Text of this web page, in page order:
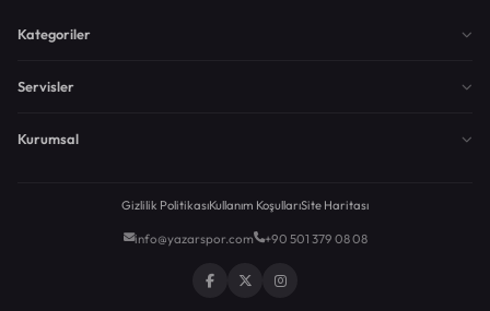
Kategoriler
Servisler
Kurumsal
Gizlilik PolitikasıKullanım KoşullarıSite Haritası
info@yazarspor.com +90 501 379 08 08